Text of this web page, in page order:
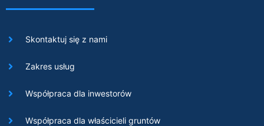
Skontaktuj się z nami
Zakres usług
Współpraca dla inwestorów
Współpraca dla właścicieli gruntów